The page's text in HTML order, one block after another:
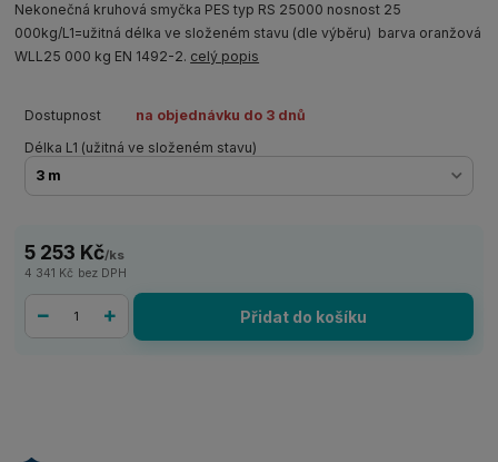
Nekonečná kruhová smyčka PES typ RS 25000 nosnost 25
000kg/L1=užitná délka ve složeném stavu (dle výběru) barva oranžová
WLL25 000 kg EN 1492-2. celý popis
Dostupnost
na objednávku do 3 dnů
Délka L1 (užitná ve složeném stavu)
5 253 Kč/ks
4 341 Kč bez DPH
Přidat do košíku